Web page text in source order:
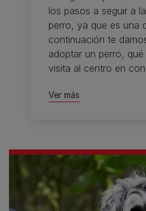
los pasos a seguir a
perro, ya que es una
continuación te
adoptar un perro,
visita al centro en
Ver más